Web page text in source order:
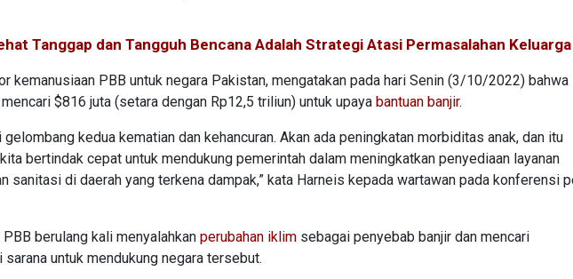
Tanggap dan Tangguh Bencana Adalah Strategi Atasi Permasalahan Keluarga
kemanusiaan PBB untuk negara Pakistan, mengatakan pada hari Senin (3/10/2022) bahwa
$816 juta (setara dengan Rp12,5 triliun) untuk upaya bantuan banjir.
kedua kematian dan kehancuran. Akan ada peningkatan morbiditas anak, dan itu
bertindak cepat untuk mendukung pemerintah dalam meningkatkan penyediaan layanan
sanitasi di daerah yang terkena dampak,” kata Harneis kepada wartawan pada konferensi
berulang kali menyalahkan perubahan iklim sebagai penyebab banjir dan mencari
untuk mendukung negara tersebut.